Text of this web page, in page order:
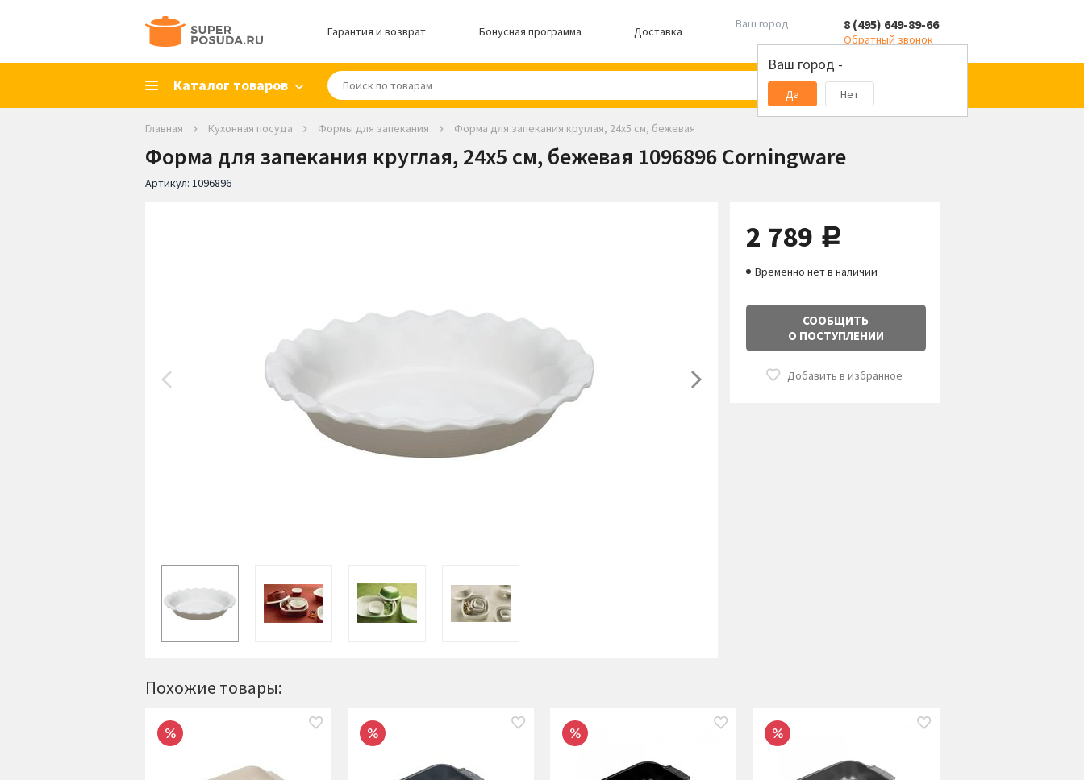
Гарантия и возврат Бонусная программа Доставка
Ваш город:
Ваш город -
Да Нет
8 (495) 649-89-66
Обратный звонок
Каталог товаров
Главная Кухонная посуда Формы для запекания Форма для запекания круглая, 24х5 см, бежевая
Форма для запекания круглая, 24х5 см, бежевая 1096896 Corningware
Артикул: 1096896
2 789 руб.
Временно нет в наличии
СООБЩИТЬ
О ПОСТУПЛЕНИИ
Добавить в избранное
Похожие товары: